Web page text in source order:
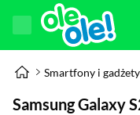
Smartfony i gadżety
Samsung Galaxy